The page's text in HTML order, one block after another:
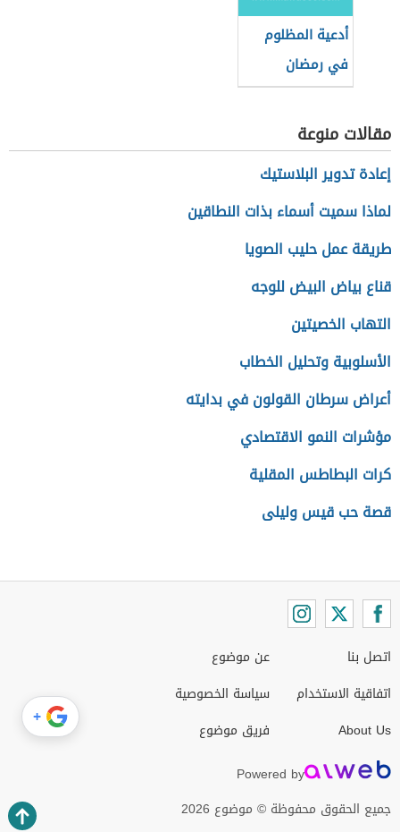
أدعية المظلوم
في رمضان
مقالات منوعة
إعادة تدوير البلاستيك
لماذا سميت أسماء بذات النطاقين
طريقة عمل حليب الصويا
قناع بياض البيض للوجه
التهاب الخصيتين
الأسلوبية وتحليل الخطاب
أعراض سرطان القولون في بدايته
مؤشرات النمو الاقتصادي
كرات البطاطس المقلية
قصة حب قيس وليلى
اتصل بنا
اتفاقية الاستخدام
About Us
عن موضوع
سياسة الخصوصية
فريق موضوع
Powered by
جميع الحقوق محفوظة © موضوع 2026
+